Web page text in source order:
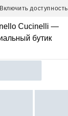
Включить доступность